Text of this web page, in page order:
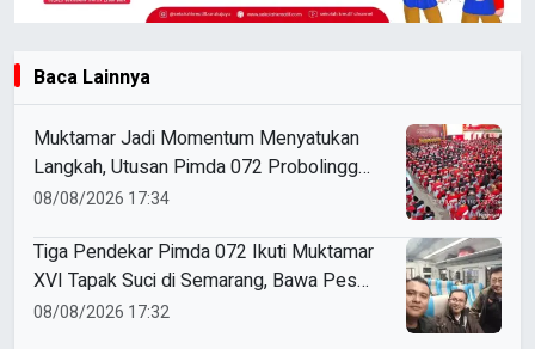
Baca Lainnya
Muktamar Jadi Momentum Menyatukan
Langkah, Utusan Pimda 072 Probolinggo
Bawa Harapan untuk Tapak Suci
08/08/2026 17:34
Tiga Pendekar Pimda 072 Ikuti Muktamar
XVI Tapak Suci di Semarang, Bawa Pesan
Penguatan Kaderisasi
08/08/2026 17:32